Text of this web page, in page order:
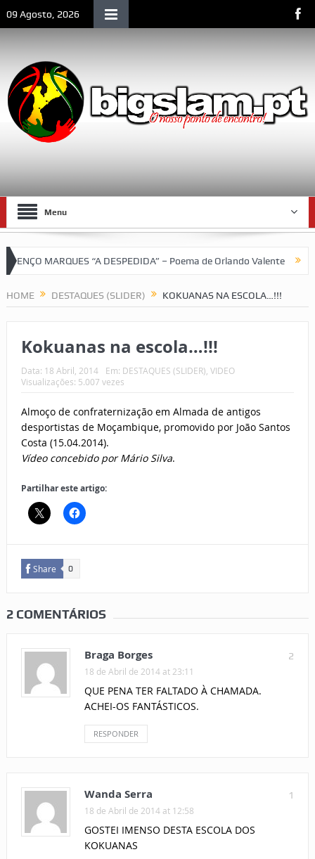
09 Agosto, 2026
Menu
MARQUES “A DESPEDIDA” – Poema de Orlando Valente VII
HOME DESTAQUES (SLIDER) KOKUANAS NA ESCOLA…!!!
Kokuanas na escola…!!!
Data: 18 Abril, 2014 Em: DESTAQUES (SLIDER) VIDEO
Visualizações: 5.007 vezes
Almoço de confraternização em Almada de antigos
desportistas de Moçambique, promovido por João Santos
Costa (15.04.2014).
Vídeo concebido por Mário Silva.
Partilhar este artigo:
Share 0
2 COMENTÁRIOS
2
Braga Borges
18 de Abril de 2014 at 23:11
QUE PENA TER FALTADO À CHAMADA.
ACHEI-OS FANTÁSTICOS.
RESPONDER
1
Wanda Serra
18 de Abril de 2014 at 12:58
GOSTEI IMENSO DESTA ESCOLA DOS
KOKUANAS